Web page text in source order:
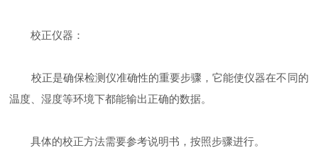
校正仪器：
校正是确保检测仪准确性的重要步骤，它能使仪器在不同的
温度、湿度等环境下都能输出正确的数据。
具体的校正方法需要参考说明书，按照步骤进行。